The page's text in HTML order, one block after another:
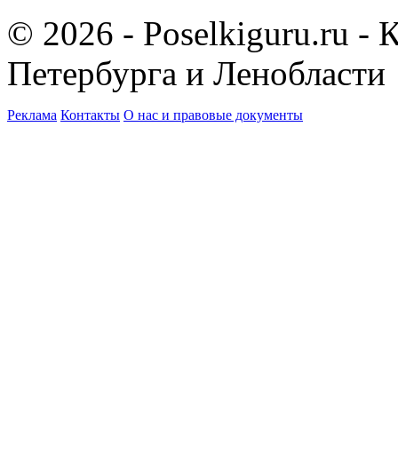
© 2026 - Poselkiguru.ru -
Петербурга и Ленобласти
Реклама Контакты О нас и правовые документы